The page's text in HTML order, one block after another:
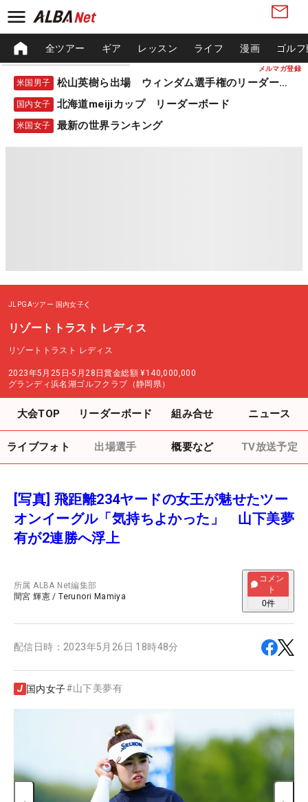
メルマガ登録
全ツアー ギア レッスン ライフ 漫画 ゴル
米国男子 松山英樹ら出場 ウィンダム選手権のリーダーボード
国内女子 北海道meijiカップ リーダーボード
米国女子 最新の世界ランキング
JLPGAツアー 国内女子
リゾートトラスト レディス
リゾートトラスト レディス
2023年5月25日-5月28日賞金総額 ¥140,000,000
グランディ浜名湖ゴルフクラブ（静岡県）
大会TOP リーダーボード 組み合せ ニュース
ライブフォト 出場選手 概要など TV放送予定
[写真] 飛距離234ヤードの女王が魅せたツー
オンイーグル「気持ちよかった」 山下美夢
有が2連勝へ浮上
所属ALBA Net編集部
間宮 輝憲 /Terunori Mamiya
コメン
ト
0件
配信日時： 2023年5月26日 18時48分
国内女子#山下美夢有